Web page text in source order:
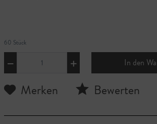
60 Stück
In den
Merken Bewerten